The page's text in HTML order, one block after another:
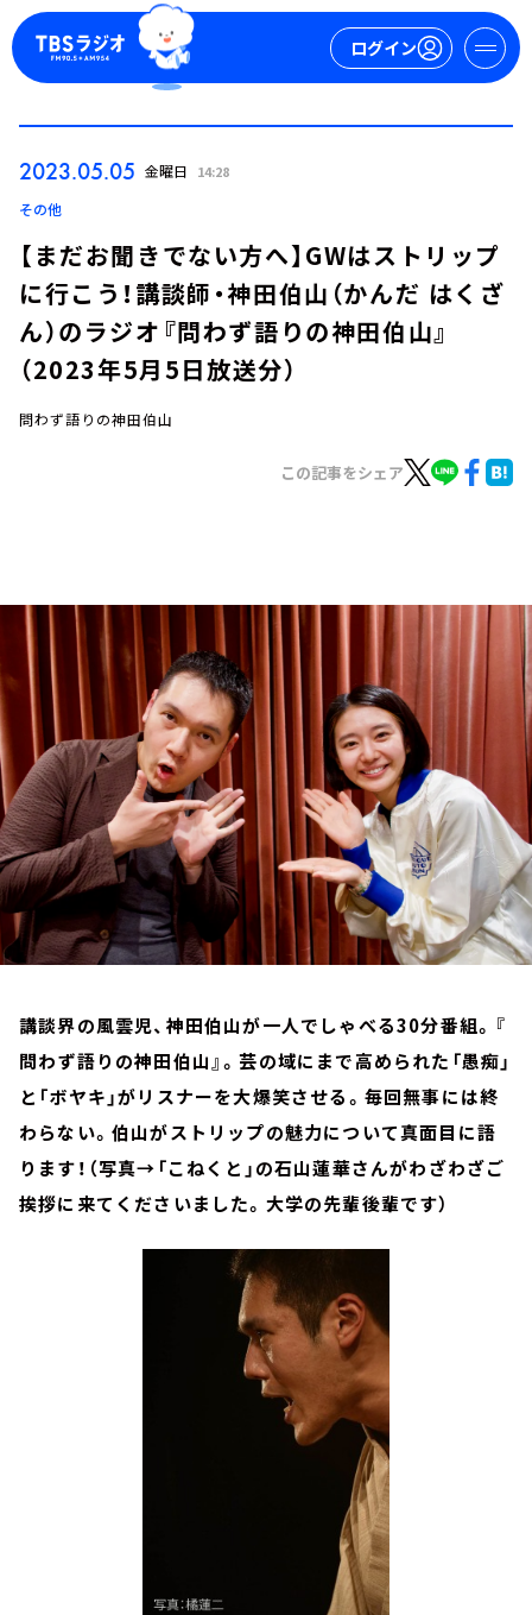
ログイン
今日の番組表
YouTube
会社情報
2023.05.05 金曜日 14:28
その他
【まだお聞きでない方へ】GWはストリップ
に行こう！講談師・神田伯山（かんだ はくざ
ん）のラジオ『問わず語りの神田伯山』
（2023年5月5日放送分）
問わず語りの神田伯山
この記事をシェア
講談界の風雲児、神田伯山が一人でしゃべる30分番組。『
問わず語りの神田伯山』。芸の域にまで高められた「愚痴」
と「ボヤキ」がリスナーを大爆笑させる。毎回無事には終
わらない。伯山がストリップの魅力について真面目に語
ります！（写真→「こねくと」の石山蓮華さんがわざわざご
挨拶に来てくださいました。大学の先輩後輩です）